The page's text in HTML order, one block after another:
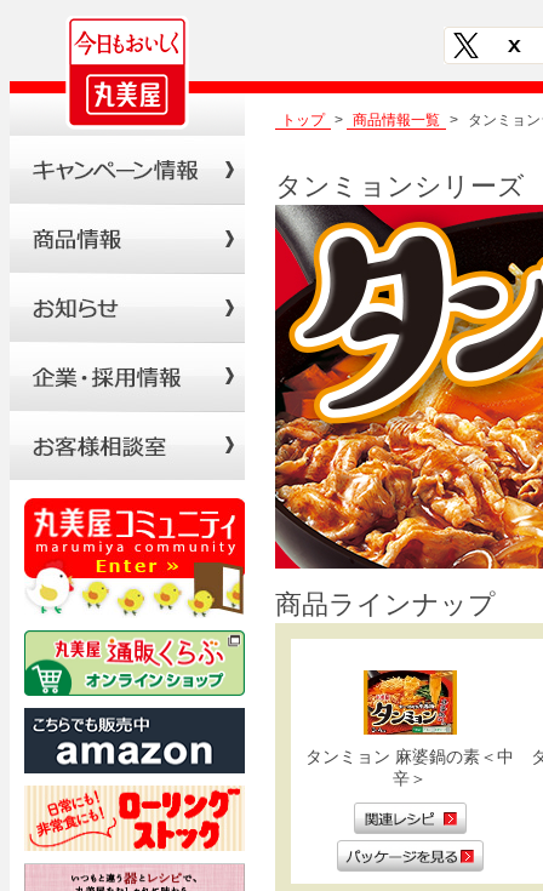
トップ > 商品情報一覧 > タンミョ
タンミョンシリーズ
商品ラインナップ
タンミョン 麻婆鍋の素＜中
辛＞